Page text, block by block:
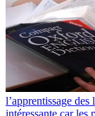
l’apprentissage